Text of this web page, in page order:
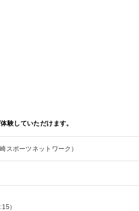
験していただけます。
スポーツネットワーク）
）